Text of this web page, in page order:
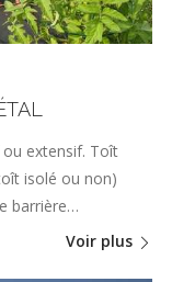
extensif. Toît
isolé ou non)
barrière…
Voir plus